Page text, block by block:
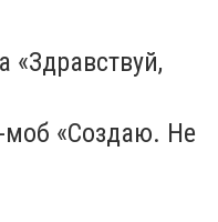
«Здравствуй,
«Создаю. Не